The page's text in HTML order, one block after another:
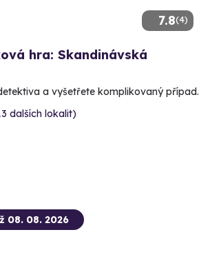
7.8(4)
hra: Skandinávská
a vyšetřete komplikovaný případ.
dalších lokalit)
08. 08. 2026